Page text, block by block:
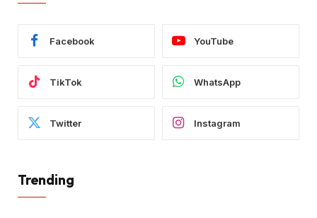
Facebook YouTube
TikTok WhatsApp
Twitter Instagram
Trending